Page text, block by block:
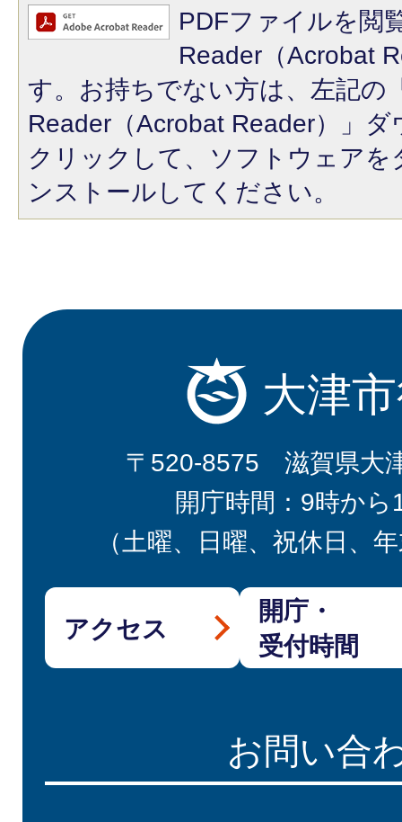
PDFファイルを閲
Reader（Acrobat
す。お持ちでない方は、左記の
Reader（Acrobat Reader）」
クリックして、ソフトウェア
ンストールしてください。
大津
〒520-8575 滋賀県大
開庁時間：9時から
（土曜、日曜、祝休日、
アクセス
開庁・
受付時間
お問い合